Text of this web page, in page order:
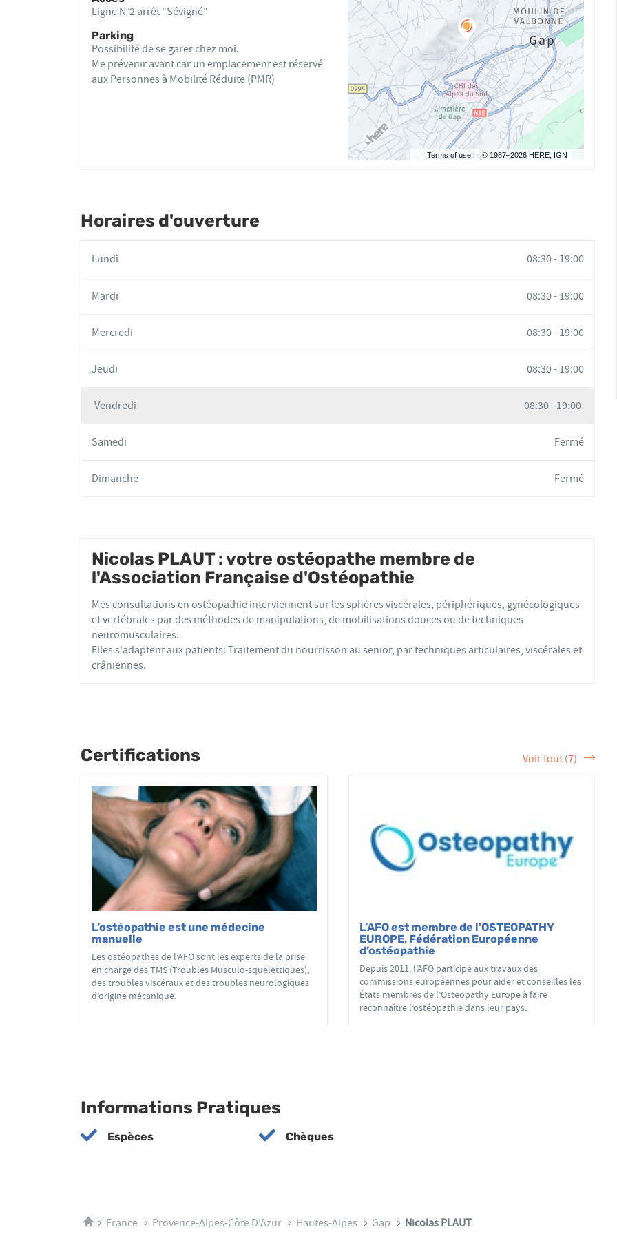
Nicolas
PLAUT
Terms of use © 1987–2026 HERE, IGN
Ligne N°2 arrêt "Sévigné"
Parking
Possibilité de se garer chez moi.
Me prévenir avant car un emplacement est réservé
aux Personnes à Mobilité Réduite (PMR)
Horaires d'ouverture
Lundi 08:30- 19:00
Mardi 08:30- 19:00
Mercredi 08:30- 19:00
Jeudi 08:30- 19:00
Horaires
d'aujourd'hui
Vendredi 08:30- 19:00
Samedi Fermé
Dimanche Fermé
Nicolas PLAUT : votre ostéopathe membre de
l'Association Française d'Ostéopathie
Mes consultations en ostéopathie interviennent sur les sphères viscérales, périphériques, gynécologiques
et vertébrales par des méthodes de manipulations, de mobilisations douces ou de techniques
neuromusculaires.
Elles s'adaptent aux patients: Traitement du nourrisson au senior, par techniques articulaires, viscérales et
crâniennes.
Certifications
L’ostéopathie est une médecine
manuelle
Les ostéopathes de l’AFO sont les experts de la prise
en charge des TMS (Troubles Musculo-squelettiques),
des troubles viscéraux et des troubles neurologiques
d’origine mécanique.
L’AFO est membre de l'OSTEOPATHY
EUROPE, Fédération Européenne
d’ostéopathie
Depuis 2011, l’AFO participe aux travaux des
commissions européennes pour aider et conseilles les
États membres de l’Osteopathy Europe à faire
reconnaître l’ostéopathie dans leur pays.
Voir tout (7)
Informations Pratiques
Espèces Chèques
AccueilFrance Provence-Alpes-Côte D'Azur Hautes-Alpes Gap Nicolas PLAUT